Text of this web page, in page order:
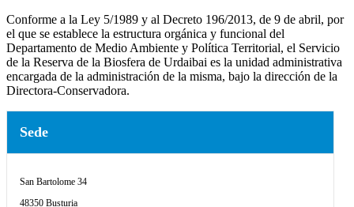
Conforme a la Ley 5/1989 y al Decreto 196/2013, de 9 de abril, por
el que se establece la estructura orgánica y funcional del
Departamento de Medio Ambiente y Política Territorial, el Servicio
de la Reserva de la Biosfera de Urdaibai es la unidad administrativa
encargada de la administración de la misma, bajo la dirección de la
Directora-Conservadora.
Sede
San Bartolome 34
48350 Busturia